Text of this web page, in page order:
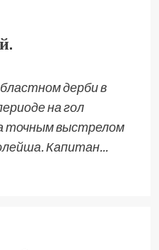
дерби в
на гол
точным выстрелом
Капитан...